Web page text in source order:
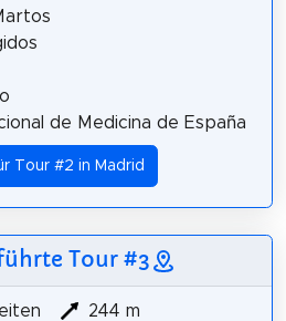
de Medicina de España
Tour #2 in Madrid
Tour #3
244 m